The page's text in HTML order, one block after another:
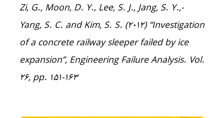
-Zi, G., Moon, D. Y., Lee, S. J., Jang, S. Y.,
Yang, S. C. and Kim, S. S. (2012) “Investigation
of a concrete railway sleeper failed by ice
expansion”, Engineering Failure Analysis. Vol.
26, pp. 151-163